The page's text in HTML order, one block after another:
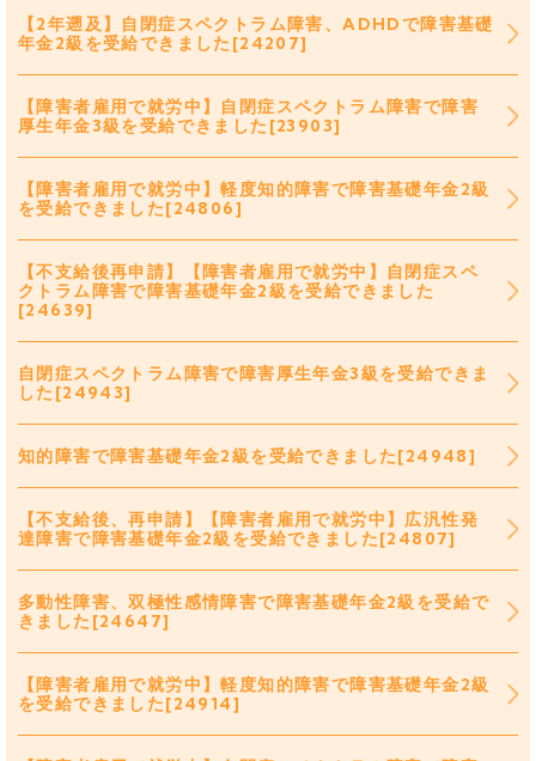
【2年遡及】自閉症スペクトラム障害、ADHDで障害基礎
年金2級を受給できました[24207]
【障害者雇用で就労中】自閉症スペクトラム障害で障害
厚生年金3級を受給できました[23903]
【障害者雇用で就労中】軽度知的障害で障害基礎年金2級
を受給できました[24806]
【不支給後再申請】【障害者雇用で就労中】自閉症スペ
クトラム障害で障害基礎年金2級を受給できました
[24639]
自閉症スペクトラム障害で障害厚生年金3級を受給できま
した[24943]
知的障害で障害基礎年金2級を受給できました[24948]
【不支給後、再申請】【障害者雇用で就労中】広汎性発
達障害で障害基礎年金2級を受給できました[24807]
多動性障害、双極性感情障害で障害基礎年金2級を受給で
きました[24647]
【障害者雇用で就労中】軽度知的障害で障害基礎年金2級
を受給できました[24914]